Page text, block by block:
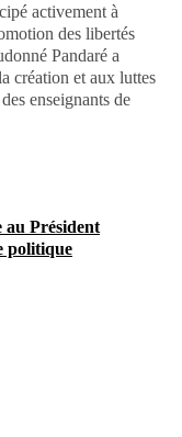
activement à
des libertés
Pandaré a
création et aux luttes
enseignants de
au Président
politique